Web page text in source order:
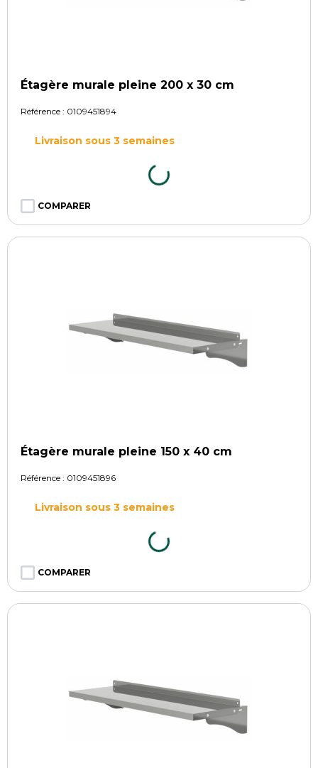
Étagère murale pleine 200 x 30 cm
Référence : 0109451894
Livraison sous 3 semaines
COMPARER
Étagère murale pleine 150 x 40 cm
Référence : 0109451896
Livraison sous 3 semaines
COMPARER